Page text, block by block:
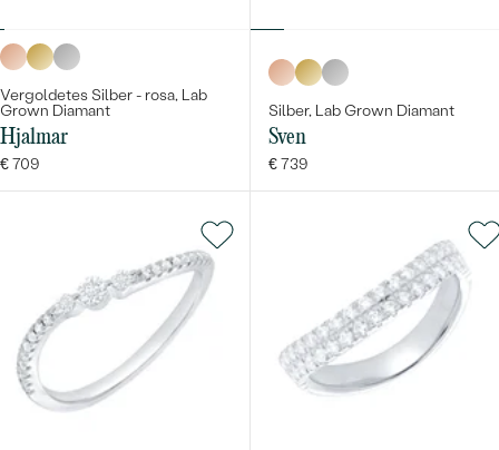
Vergoldetes Silber - rosa, Lab
Grown Diamant
Hjalmar
€ 709
Silber, Lab Grown Diamant
Sven
€ 739